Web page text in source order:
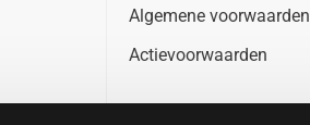
Algemene voorwaarden
Actievoorwaarden